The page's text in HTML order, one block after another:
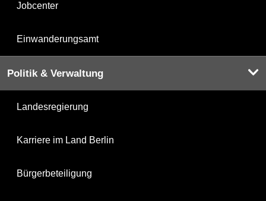
Jobcenter
Einwanderungsamt
Politik & Verwaltung
Landesregierung
Karriere im Land Berlin
Bürgerbeteiligung